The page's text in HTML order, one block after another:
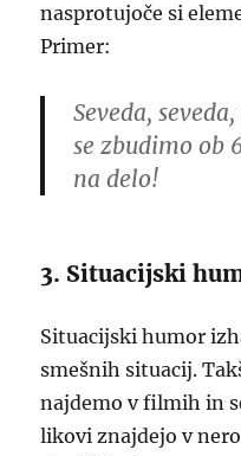
nasprotujoče si
Primer:
Seveda,
se zbudimo ob
na delo!
3. Situacijski
Situacijski humor
smešnih situacij.
najdemo v filmih in
likovi znajdejo v